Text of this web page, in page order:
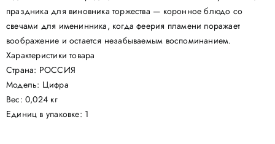
праздника для виновника торжества — коронное блюдо со
свечами для именинника, когда феерия пламени поражает
воображение и остается незабываемым воспоминанием.
Характеристики товара
Страна: РОССИЯ
Модель: Цифра
Вес: 0,024 кг
Единиц в упаковке: 1